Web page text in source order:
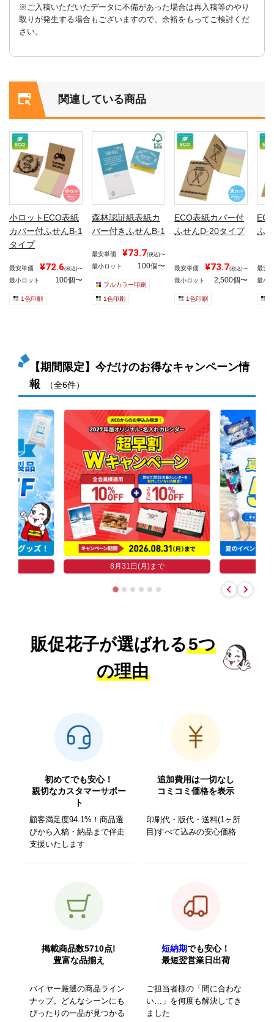
※ご入稿いただいたデータに不備があった場合は再入稿等のやり
取りが発生する場合もございますので、余裕をもってご検討くだ
さい。
関連している商品
小ロットECO表紙
カバー付ふせんB-1
タイプ
最安単価 ¥72.6(税込)〜
最小ロット 100個〜
1色印刷
森林認証紙表紙カ
バー付きふせんB-1
最安単価 ¥73.7(税込)〜
最小ロット 100個〜
フルカラー印刷
1色印刷
ECO表紙カバー付
ふせんD-20タイプ
最安単価 ¥73.7(税込)〜
最小ロット 2,500個〜
1色印刷
ふ
最安
最小
【期間限定】今だけのお得なキャンペーン情
報
（全6件）
8月31日(月)まで
販促花子が選ばれる5つ
の理由
初めてでも安心！
親切なカスタマーサポー
ト
顧客満足度94.1%！商品選
びから入稿・納品まで伴走
支援いたします
追加費用は一切なし
コミコミ価格を表示
印刷代・版代・送料(1ヶ所
目)すべて込みの安心価格
掲載商品数5710点!
豊富な品揃え
バイヤー厳選の商品ライン
ナップ。どんなシーンにも
ぴったりの一品が見つかる
短納期でも安心！
最短翌営業日出荷
ご担当者様の「間に合わな
い…」を何度も解決してき
ました